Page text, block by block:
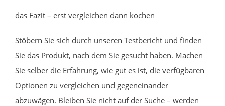
das Fazit – erst vergleichen dann kochen
Stöbern Sie sich durch unseren Testbericht und finden
Sie das Produkt, nach dem Sie gesucht haben. Machen
Sie selber die Erfahrung, wie gut es ist, die verfügbaren
Optionen zu vergleichen und gegeneinander
abzuwägen. Bleiben Sie nicht auf der Suche – werden